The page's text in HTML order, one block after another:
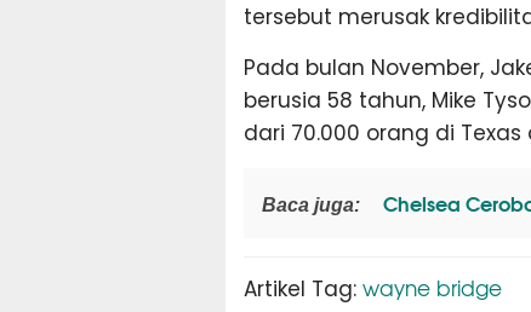
tersebut merusak
Pada bulan November,
berusia 58 tahun, Mike
dari 70.000 orang di
Baca juga: Chelsea
Artikel Tag: wayne bridge